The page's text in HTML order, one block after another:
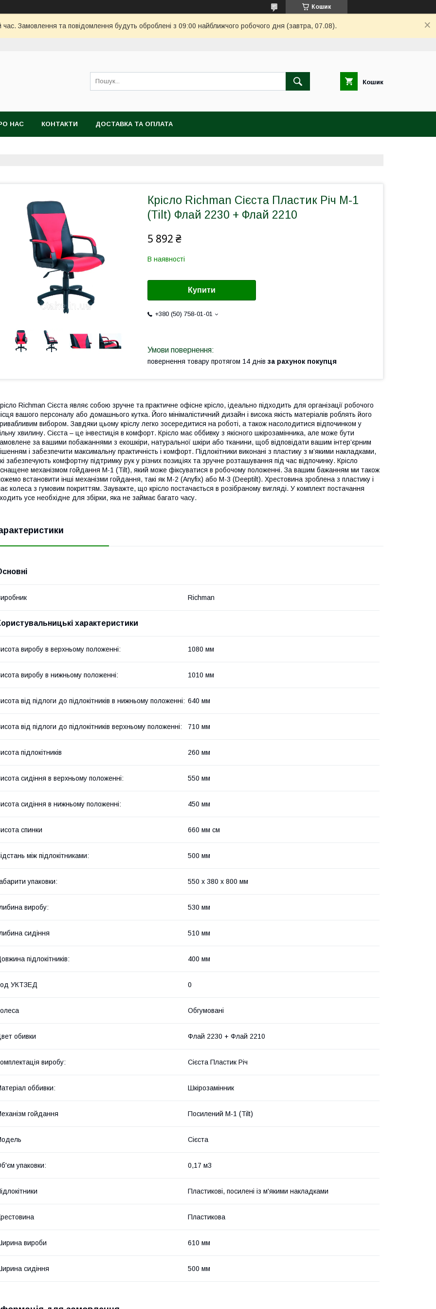
Кошик
час. Замовлення та повідомлення будуть оброблені з 09:00 найближчого робочого дня (завтра, 07.08).
Кошик
НАС КОНТАКТИ ДОСТАВКА ТА ОПЛАТА
Крісло Richman Сієста Пластик Річ M-1
(Tilt) Флай 2230 + Флай 2210
5 892 ₴
В наявності
Купити
+380 (50) 758-01-01
повернення товару протягом 14 днів за рахунок покупця
Richman Сієста являє собою зручне та практичне офісне крісло, ідеально підходить для організації робочого
вашого персоналу або домашнього кутка. Його мінімалістичний дизайн і висока якість матеріалів роблять його
вибором. Завдяки цьому кріслу легко зосередитися на роботі, а також насолодитися відпочинком у
хвилину. Сієста – це інвестиція в комфорт. Крісло має оббивку з якісного шкірозамінника, але може бути
за вашими побажаннями з екошкіри, натуральної шкіри або тканини, щоб відповідати вашим інтер’єрним
і забезпечити максимальну практичність і комфорт. Підлокітники виконані з пластику з м’якими накладками,
забезпечують комфортну підтримку рук у різних позиціях та зручне розташування під час відпочинку. Крісло
механізмом гойдання M-1 (Tilt), який може фіксуватися в робочому положенні. За вашим бажанням ми також
встановити інші механізми гойдання, такі як M-2 (Anyfix) або M-3 (Deeptilt). Хрестовина зроблена з пластику і
колеса з гумовим покриттям. Зауважте, що крісло постачається в розібраному вигляді. У комплект постачання
усе необхідне для збірки, яка не займає багато часу.
Richman
характеристики
виробу в верхньому положенні: 1080 мм
виробу в нижньому положенні: 1010 мм
від підлоги до підлокітників в нижньому положенні: 640 мм
від підлоги до підлокітників верхньому положенні: 710 мм
підлокітників 260 мм
сидіння в верхньому положенні: 550 мм
сидіння в нижньому положенні: 450 мм
спинки 660 мм см
між підлокітниками: 500 мм
упаковки: 550 x 380 x 800 мм
виробу: 530 мм
сидіння 510 мм
підлокітників: 400 мм
УКТЗЕД 0
Обгумовані
обивки Флай 2230 + Флай 2210
виробу: Сієста Пластик Річ
оббивки: Шкірозамінник
гойдання Посилений M-1 (Tilt)
Сієста
упаковки: 0,17 м3
Пластикові, посилені із м'якими накладками
Пластикова
вироби 610 мм
сидіння 500 мм